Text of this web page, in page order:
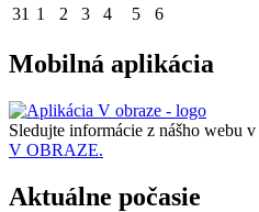
31 1 2 3 4 5 6
Mobilná aplikácia
Sledujte informácie z nášho webu v
V OBRAZE.
Aktuálne počasie